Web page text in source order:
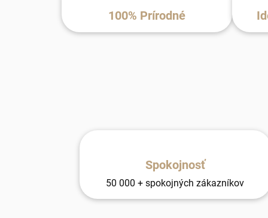
100% Prírodné
Spokojnosť
50 000 + spokojných zákazníkov